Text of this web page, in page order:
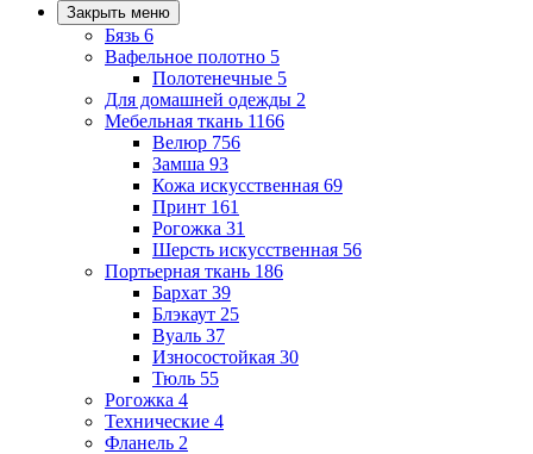
Закрыть меню
Бязь 6
Вафельное полотно 5
Полотенечные 5
Для домашней одежды 2
Мебельная ткань 1166
Велюр 756
Замша 93
Кожа искусственная 69
Принт 161
Рогожка 31
Шерсть искусственная 56
Портьерная ткань 186
Бархат 39
Блэкаут 25
Вуаль 37
Износостойкая 30
Тюль 55
Рогожка 4
Технические 4
Фланель 2